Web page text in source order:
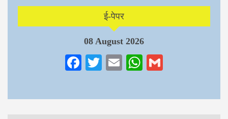
ई-पेपर
08 August 2026
Facebook
TwitterEmailWhatsApp